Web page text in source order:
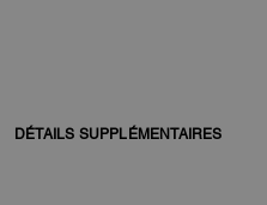
DÉTAILS SUPPLÉMENTAIRES